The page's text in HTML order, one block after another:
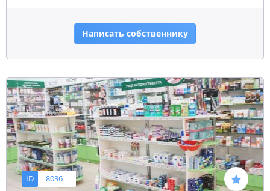
Написать собственнику
ID 8036